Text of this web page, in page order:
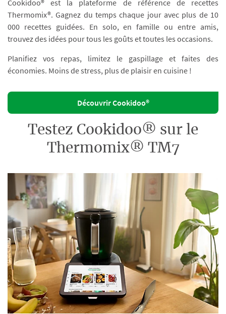
Cookidoo® est la plateforme de référence de recettes
Thermomix®. Gagnez du temps chaque jour avec plus de 10
000 recettes guidées. En solo, en famille ou entre amis,
trouvez des idées pour tous les goûts et toutes les occasions.
Planifiez vos repas, limitez le gaspillage et faites des
économies. Moins de stress, plus de plaisir en cuisine !
Découvrir Cookidoo®
Testez Cookidoo® sur le
Thermomix® TM7